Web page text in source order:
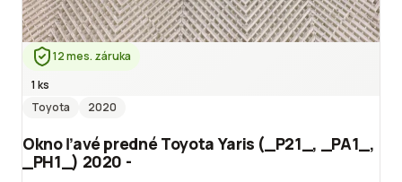
12 mes. záruka
1 ks
Toyota
2020
Okno ľavé predné Toyota Yaris (_P21_, _PA1_,
_PH1_) 2020 -